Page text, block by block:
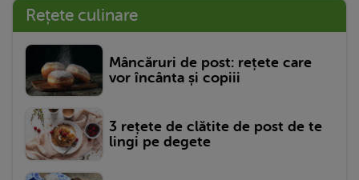
Rețete culinare
Mâncăruri de post: rețete care
vor încânta și copiii
3 rețete de clătite de post de te
lingi pe degete